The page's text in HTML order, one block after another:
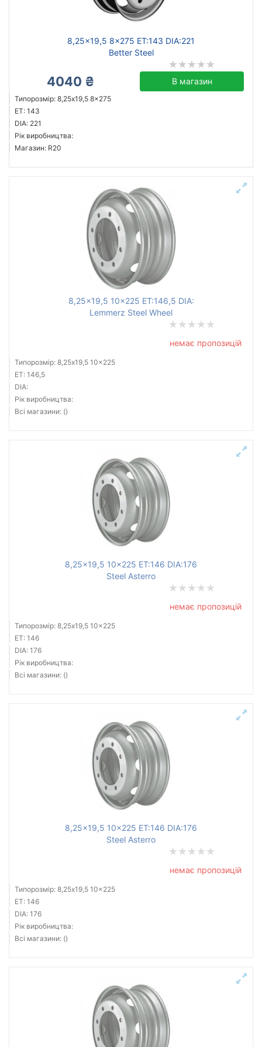
8,25x19,5 8x275 ET:143 DIA:221
Better Steel
4040 ₴ В магазин
Типорозмір: 8,25x19,5 8x275
ET: 143
DIA: 221
Рік виробництва:
Магазин: R20
8,25x19,5 10x225 ET:146,5 DIA:
Lemmerz Steel Wheel
немає пропозицій
Типорозмір: 8,25x19,5 10x225
ET: 146,5
DIA:
Рік виробництва:
Всі магазини: ()
8,25x19,5 10x225 ET:146 DIA:176
Steel Asterro
немає пропозицій
Типорозмір: 8,25x19,5 10x225
ET: 146
DIA: 176
Рік виробництва:
Всі магазини: ()
8,25x19,5 10x225 ET:146 DIA:176
Steel Asterro
немає пропозицій
Типорозмір: 8,25x19,5 10x225
ET: 146
DIA: 176
Рік виробництва:
Всі магазини: ()